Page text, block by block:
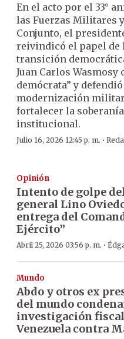
En el acto por el 33°
las Fuerzas Militares
Conjunto, el
reivindicó el papel de
transición
Juan Carlos Wasmosy
demócrata” y
modernización
fortalecer la
institucional.
Julio 16, 2026 12:45 p. m. ·
Opinión
Intento de golpe
general Lino
entrega del
Ejército”
Abril 25, 2026 03:56 p. m. ·
Mundo
Abdo y otros ex
del mundo
investigación
Venezuela contra